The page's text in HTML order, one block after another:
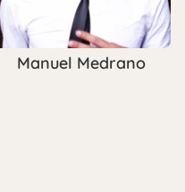
Manuel Medrano